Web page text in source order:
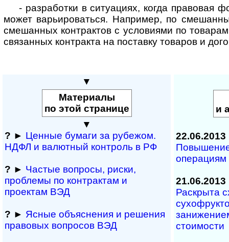
- разработки в ситуациях, когда правовая
может варь­иро­ваться. Например, по
смешан­ных контрактов с усло­виями по
связан­ных контракта на поставку товаров и
▼
Материалы
по этой странице
▼
? ► Ценные бумаги за рубежом.
НДФЛ и ва­лют­ный кон­т­роль в РФ
? ► Частые вопросы, рис­ки,
проблемы по конт­рактам и
проектам ВЭД
? ► Ясные объяснения и решения
правовых вопросов ВЭД
и
22.06.2013
операциям
21.06.2013
Раскрыта
стоимости